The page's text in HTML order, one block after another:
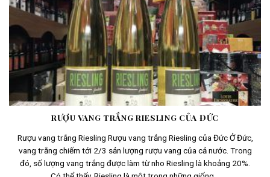
RƯỢU VANG TRẮNG RIESLING CỦA ĐỨC
Rượu vang trắng Riesling Rượu vang trắng Riesling của Đức Ở Đức,
vang trắng chiếm tới 2/3 sản lượng rượu vang của cả nước. Trong
đó, số lượng vang trắng được làm từ nho Riesling là khoảng 20%.